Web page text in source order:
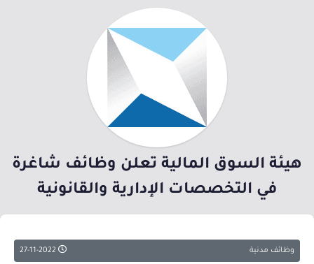
هيئة السوق المالية تعلن وظائف شاغرة
في التخصصات الإدارية والقانونية
وظائف مدنية